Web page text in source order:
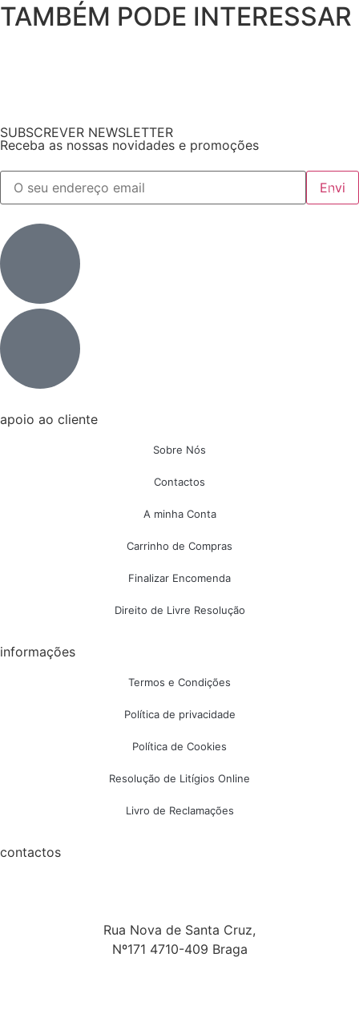
TAMBÉM PODE INTERESSAR
SUBSCREVER NEWSLETTER
Receba as nossas novidades e promoções
apoio ao cliente
Sobre Nós
Contactos
A minha Conta
Carrinho de Compras
Finalizar Encomenda
Direito de Livre Resolução
informações
Termos e Condições
Política de privacidade
Política de Cookies
Resolução de Litígios Online
Livro de Reclamações
contactos
Rua Nova de Santa Cruz,
Nº171 4710-409 Braga